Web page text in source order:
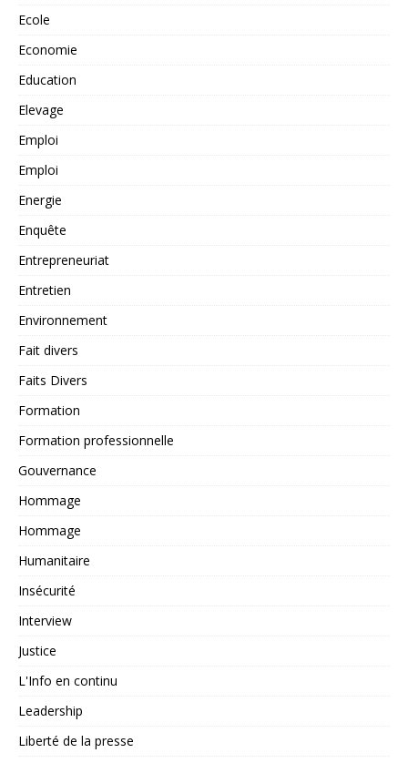
Ecole
Economie
Education
Elevage
Emploi
Emploi
Energie
Enquête
Entrepreneuriat
Entretien
Environnement
Fait divers
Faits Divers
Formation
Formation professionnelle
Gouvernance
Hommage
Hommage
Humanitaire
Insécurité
Interview
Justice
L'Info en continu
Leadership
Liberté de la presse